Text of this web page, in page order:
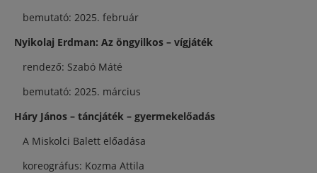
bemutató: 2025. február
Nyikolaj Erdman: Az öngyilkos – vígjáték
rendező: Szabó Máté
bemutató: 2025. március
Háry János – táncjáték – gyermekelőadás
A Miskolci Balett előadása
koreográfus: Kozma Attila